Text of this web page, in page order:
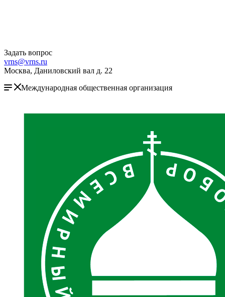
Задать вопрос
vrns@vrns.ru
Москва, Даниловский вал д. 22
Международная общественная организация